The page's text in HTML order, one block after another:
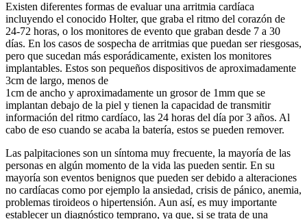
Existen diferentes formas de evaluar una arritmia cardíaca
incluyendo el conocido Holter, que graba el ritmo del corazón de
24-72 horas, o los monitores de evento que graban desde 7 a 30
días. En los casos de sospecha de arritmias que puedan ser riesgosas,
pero que sucedan más esporádicamente, existen los monitores
implantables. Estos son pequeños dispositivos de aproximadamente
3cm de largo, menos de
1cm de ancho y aproximadamente un grosor de 1mm que se
implantan debajo de la piel y tienen la capacidad de transmitir
información del ritmo cardíaco, las 24 horas del día por 3 años. Al
cabo de eso cuando se acaba la batería, estos se pueden remover.
Las palpitaciones son un síntoma muy frecuente, la mayoría de las
personas en algún momento de la vida las pueden sentir. En su
mayoría son eventos benignos que pueden ser debido a alteraciones
no cardíacas como por ejemplo la ansiedad, crisis de pánico, anemia,
problemas tiroideos o hipertensión. Aun así, es muy importante
establecer un diagnóstico temprano, ya que, si se trata de una